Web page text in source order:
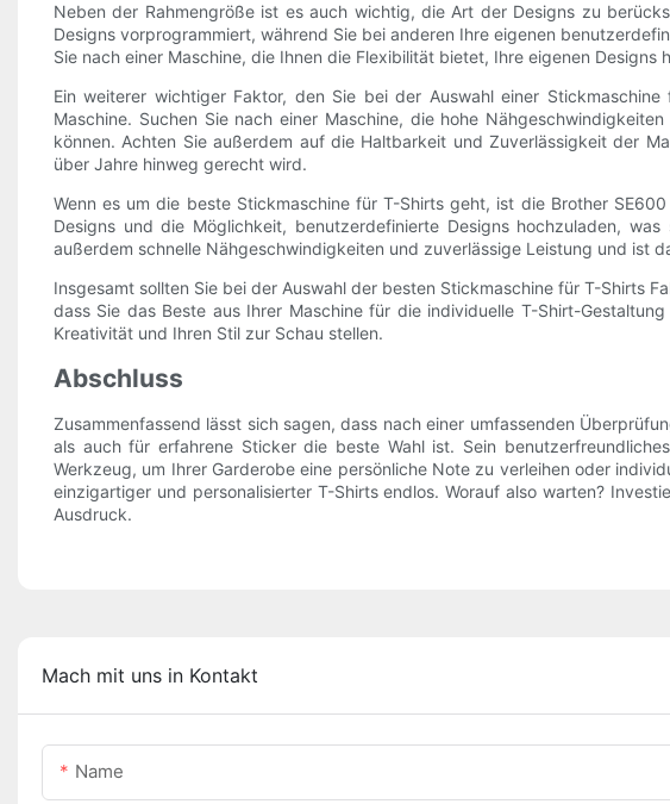
Neben der Rahmengröße ist es auch wichtig, die Art der Designs zu
Designs vorprogrammiert, während Sie bei anderen Ihre eigenen
Sie nach einer Maschine, die Ihnen die Flexibilität bietet, Ihre eigenen Designs
Ein weiterer wichtiger Faktor, den Sie bei der Auswahl einer
Maschine. Suchen Sie nach einer Maschine, die hohe
können. Achten Sie außerdem auf die Haltbarkeit und Zuverlässigkeit der
über Jahre hinweg gerecht wird.
Wenn es um die beste Stickmaschine für T-Shirts geht, ist die Brother
Designs und die Möglichkeit, benutzerdefinierte Designs hochzuladen,
außerdem schnelle Nähgeschwindigkeiten und zuverlässige Leistung und ist
Insgesamt sollten Sie bei der Auswahl der besten Stickmaschine für T-Shirts
dass Sie das Beste aus Ihrer Maschine für die individuelle T-Shirt-
Kreativität und Ihren Stil zur Schau stellen.
Abschluss
Zusammenfassend lässt sich sagen, dass nach einer umfassenden
als auch für erfahrene Sticker die beste Wahl ist. Sein
Werkzeug, um Ihrer Garderobe eine persönliche Note zu verleihen oder
einzigartiger und personalisierter T-Shirts endlos. Worauf also warten?
Ausdruck.
Mach mit uns in Kontakt
Name